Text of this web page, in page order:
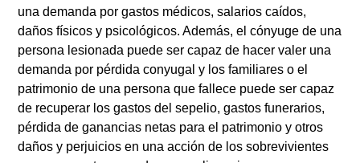
una demanda por gastos médicos, salarios caídos,
daños físicos y psicológicos. Además, el cónyuge de una
persona lesionada puede ser capaz de hacer valer una
demanda por pérdida conyugal y los familiares o el
patrimonio de una persona que fallece puede ser capaz
de recuperar los gastos del sepelio, gastos funerarios,
pérdida de ganancias netas para el patrimonio y otros
daños y perjuicios en una acción de los sobrevivientes